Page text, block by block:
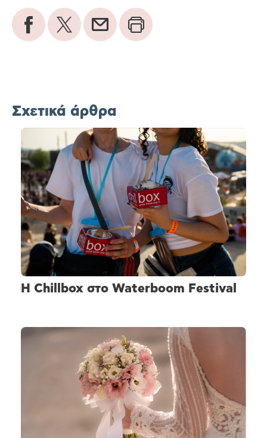
Σχετικά άρθρα
H Chillbox στο Waterboom Festival